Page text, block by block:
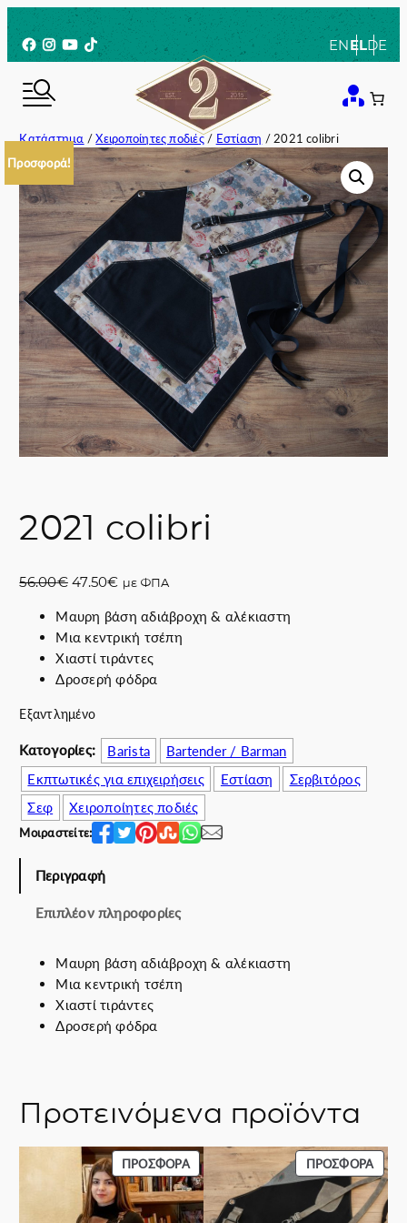
στο
περιεχόμενο
Facebook
Instagram
YouTube
TikTok ENELDE
Κατάστημα /Χειροποίητες ποδιές/ Εστίαση / 2021 colibri
Προσφορά!
2021 colibri
56.00€ O
i
g
i
n
a
p
r
i
c
e
a
:
6
.
0
0
47.50€Η
ρ
έ
χ
ο
α
τ
ι
μ
ή
α
:
4
7
.
.
με ΦΠΑ
Μαυρη βάση αδιάβροχη & αλέκιαστη
Μια κεντρική τσέπη
Χιαστί τιράντες
Δροσερή φόδρα
Εξαντλημένο
Κατογορίες: Barista
Bartender / Barman
Εκπτωτικές για επιχειρήσεις
Εστίαση
Σερβιτόρος
Σεφ
Χειροποίητες ποδιές
Μοιραστείτε:
Περιγραφή
Επιπλέον πληροφορίες
Μαυρη βάση αδιάβροχη & αλέκιαστη
Μια κεντρική τσέπη
Χιαστί τιράντες
Δροσερή φόδρα
Προτεινόμενα προϊόντα
ΠΡΟΣΦΟΡΆΠΡΟΪΌΝ
ΣΕ
ΠΡΟΣΦΟΡΆ
ΠΡΟΣΦΟΡΆ
ΣΕ